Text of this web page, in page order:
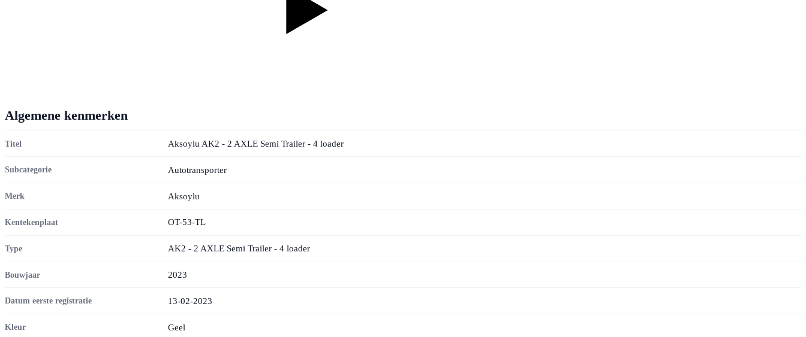
Algemene kenmerken
Titel Aksoylu AK2 - 2 AXLE Semi Trailer - 4 loader
Subcategorie Autotransporter
Merk Aksoylu
Kentekenplaat OT-53-TL
Type AK2 - 2 AXLE Semi Trailer - 4 loader
Bouwjaar 2023
Datum eerste registratie 13-02-2023
Kleur Geel